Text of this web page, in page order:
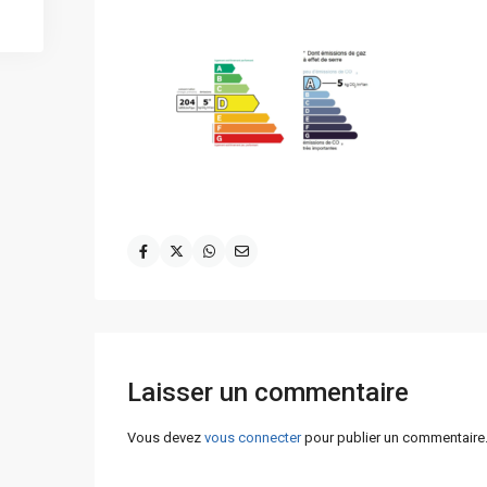
Laisser un commentaire
Vous devez vous connecterpour publier un commentaire.